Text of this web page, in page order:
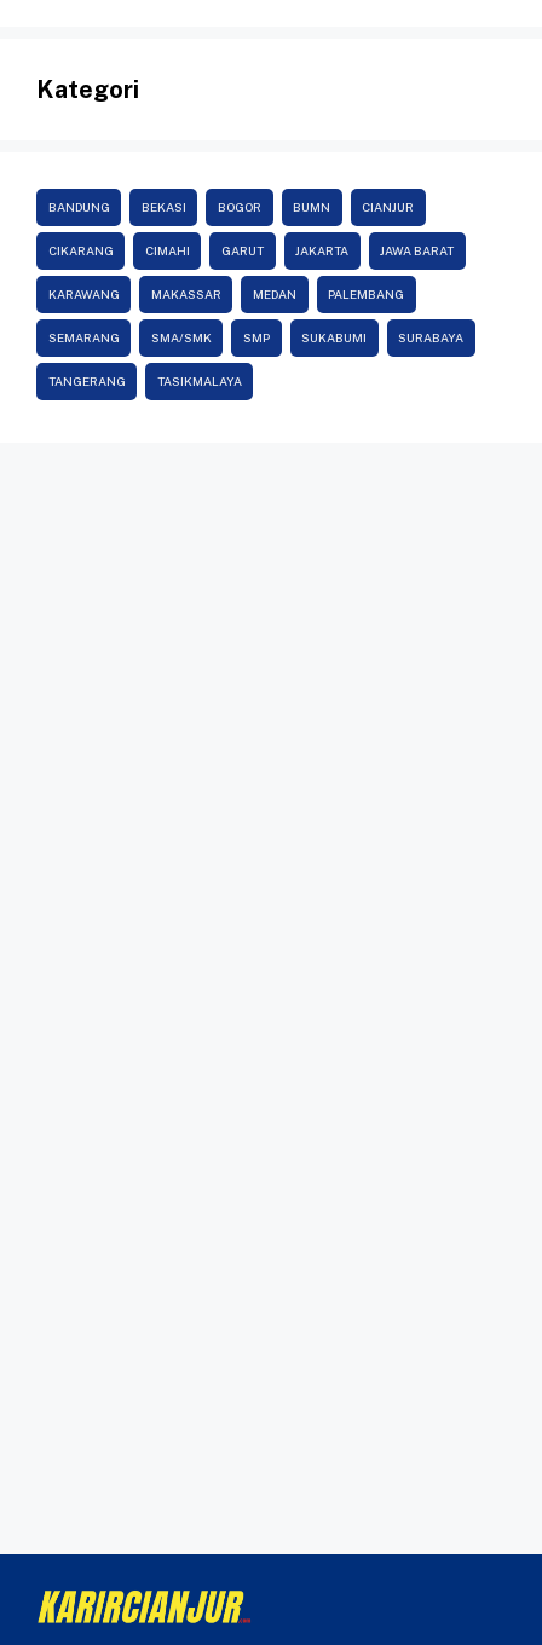
Kategori
BANDUNG BEKASI BOGOR BUMN CIANJUR
CIKARANG CIMAHI GARUT JAKARTA JAWA BARAT
KARAWANG MAKASSAR MEDAN PALEMBANG
SEMARANG SMA/SMK SMP SUKABUMI SURABAYA
TANGERANG TASIKMALAYA